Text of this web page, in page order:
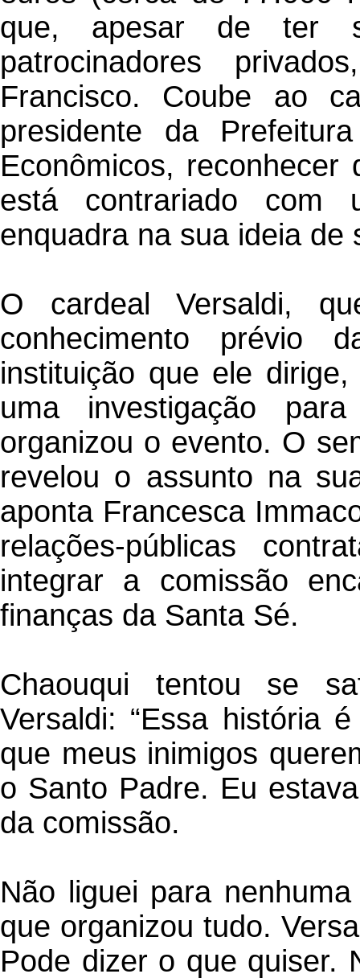
que, apesar de ter
patrocinadores
Francisco. Coube ao
presidente da
Econômicos,
está contrariado
enquadra na sua ideia de
O cardeal Versaldi,
conhecimento
instituição que ele
uma investigação
organizou o evento. O
revelou o assunto na
aponta Francesca
relações-públicas
integrar a comissão
finanças da Santa Sé.
Chaouqui tentou se
Versaldi: “Essa história
que meus inimigos
o Santo Padre. Eu
da comissão.
Não liguei para
que organizou tudo.
Pode dizer o que quiser.